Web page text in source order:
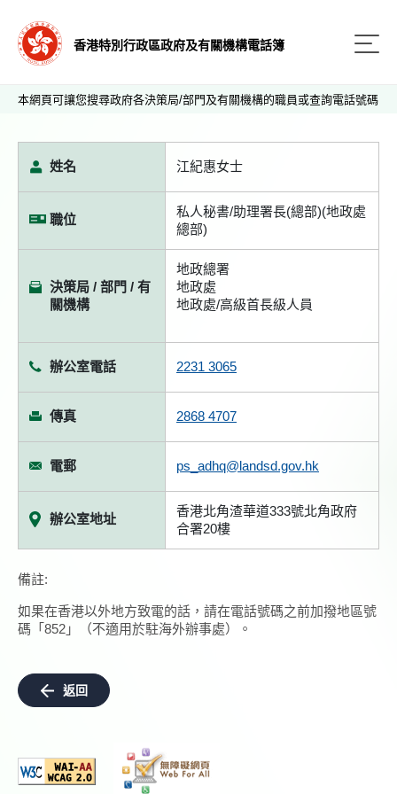
香港特別行政區政府及有關機構電話簿
本網頁可讓您搜尋政府各決策局/部門及有關機構的職員或查詢電話號碼
姓名 江紀惠女士
職位
私人秘書/助理署長(總部)(地政處
總部)
決策局 / 部門 / 有
關機構
地政總署
地政處
地政處/高級首長級人員
辦公室電話 2231 3065
傳真 2868 4707
電郵 ps_adhq@landsd.gov.hk
辦公室地址
香港北角渣華道333號北角政府
合署20樓
備註:
如果在香港以外地方致電的話，請在電話號碼之前加撥地區號
碼「852」（不適用於駐海外辦事處）。
返回